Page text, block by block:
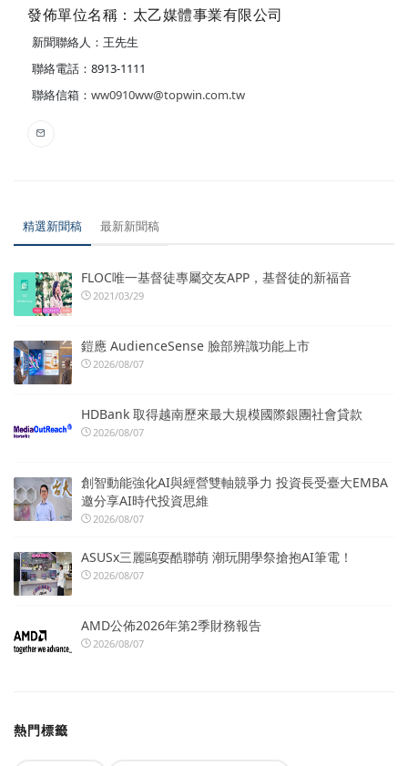
發佈單位名稱：太乙媒體事業有限公司
新聞聯絡人：王先生
聯絡電話：8913-1111
聯絡信箱： ww0910ww@topwin.com.tw
精選新聞稿 最新新聞稿
FLOC唯一基督徒專屬交友APP，基督徒的新福音
2021/03/29
鎧應 AudienceSense 臉部辨識功能上市
2026/08/07
HDBank 取得越南歷來最大規模國際銀團社會貸款
2026/08/07
創智動能強化AI與經營雙軸競爭力 投資長受臺大EMBA
邀分享AI時代投資思維
2026/08/07
ASUSx三麗鷗耍酷聯萌 潮玩開學祭搶抱AI筆電！
2026/08/07
AMD公佈2026年第2季財務報告
2026/08/07
熱門標籤